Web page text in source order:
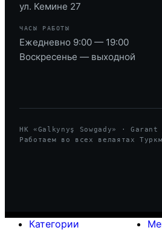
ул. Кемине 27
ЧАСЫ РАБОТЫ
Ежедневно 9:00 — 19:00
Воскресенье — выходной
HK «Galkynyş Sowgady» ·
Работаем во всех велаятах
Категории